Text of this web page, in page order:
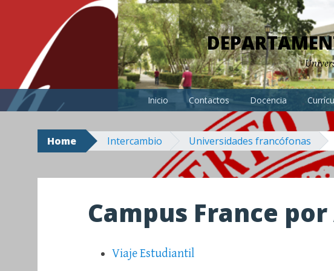
Inicio Contactos Docencia
Home Intercambio Universidades francófonas
Campus France por
Viaje Estudiantil